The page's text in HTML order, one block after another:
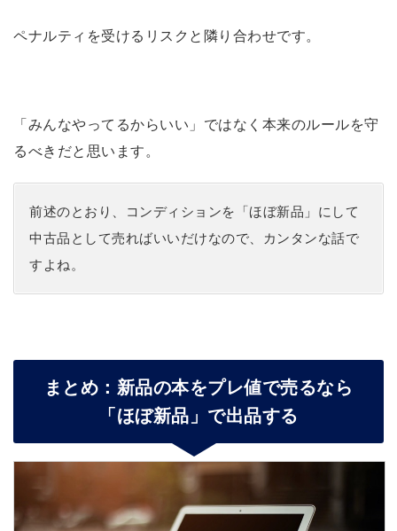
ペナルティを受けるリスクと隣り合わせです。
「みんなやってるからいい」ではなく本来のルールを守
るべきだと思います。
前述のとおり、コンディションを「ほぼ新品」にして
中古品として売ればいいだけなので、カンタンな話で
すよね。
まとめ：新品の本をプレ値で売るなら
「ほぼ新品」で出品する